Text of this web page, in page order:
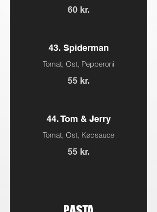
60 kr.
43. Spiderman
Tomat, Ost, Pepperoni
55 kr.
44. Tom & Jerry
Tomat, Ost, Kødsauce
55 kr.